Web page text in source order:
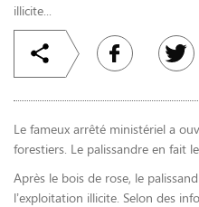
illicite...
Le fameux arrêté ministériel a
forestiers. Le palissandre en fait
Après le bois de rose, le
l’exploitation illicite. Selon des